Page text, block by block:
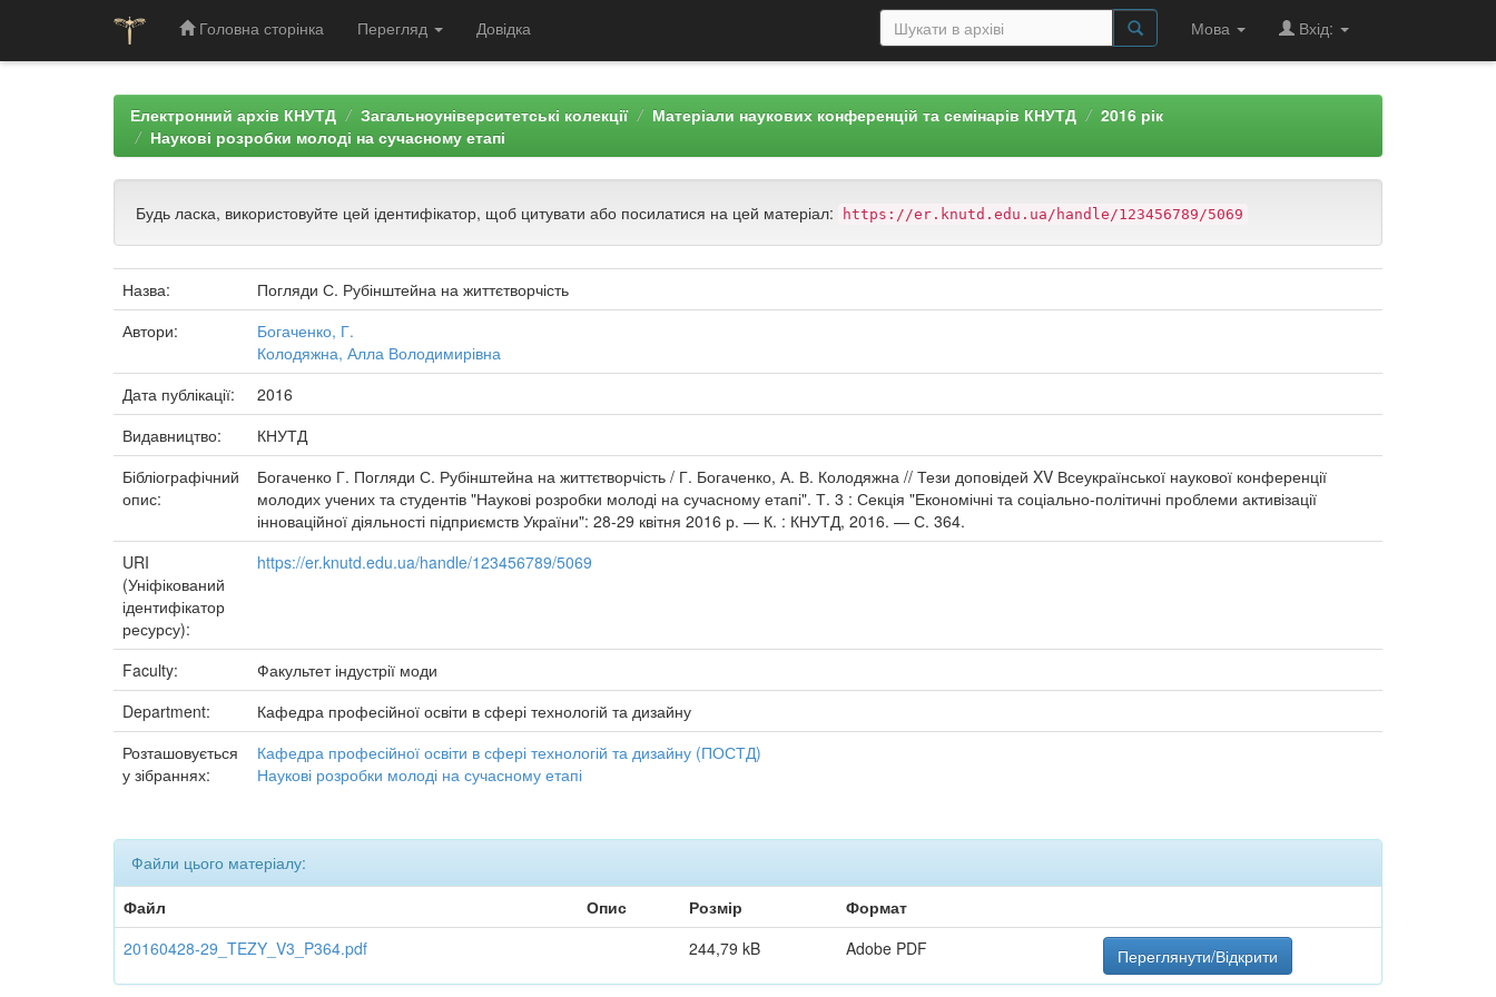
Головна сторінка Перегляд Довідка Мова Вхід:
Електронний архів КНУТД Загальноуніверситетські колекції Матеріали наукових конференцій та семінарів КНУТД
2016 рік
Наукові розробки молоді на сучасному етапі
Будь ласка, використовуйте цей ідентифікатор, щоб цитувати або посилатися на цей матеріал: https://er.knutd.edu.ua/handle/123456789/5069
Назва:
Погляди С. Рубінштейна на життєтворчість
Автори:
Богаченко, Г.
Колодяжна, Алла Володимирівна
Дата публікації:
2016
Видавництво:
КНУТД
Бібліографічний
опис:
Богаченко Г. Погляди С. Рубінштейна на життєтворчість / Г. Богаченко, А. В. Колодяжна // Тези доповідей XV Всеукраїнської наукової конференції
молодих учених та студентів "Наукові розробки молоді на сучасному етапі". Т. 3 : Секція "Економічні та соціально-політичні проблеми активізації
інноваційної діяльності підприємств України": 28-29 квітня 2016 р. — К. : КНУТД, 2016. — С. 364.
URI
(Уніфікований
ідентифікатор
ресурсу):
https://er.knutd.edu.ua/handle/123456789/5069
Faculty:
Факультет індустрії моди
Department:
Кафедра професійної освіти в сфері технологій та дизайну
Розташовується
у зібраннях:
Кафедра професійної освіти в сфері технологій та дизайну (ПОСТД)
Наукові розробки молоді на сучасному етапі
Файли цього матеріалу:
Файл
Опис Розмір
Формат
20160428-29_TEZY_V3_P364.pdf
244,79 kB Adobe PDF Переглянути/Відкрити